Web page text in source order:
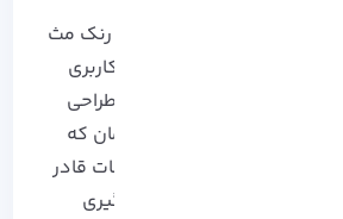
کاربری افزونه یواست یا رنک مث
را با یکدیگر مقایسه کنیم، Rank Math دارای رابط کاربری
است. این افزونه به صورتی طراحی
اطلاعات صحیح را در هر زمان که
دهد. با کمک این اطلاعات قادر
خود را به طور چشمگیری